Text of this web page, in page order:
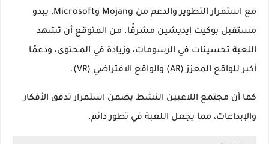
مع استمرار التطوير والدعم من Mojang وMicrosoft، يبدو
مستقبل بوكيت إيديشين مشرقًا. من المتوقع أن تشهد
اللعبة تحسينات في الرسومات، وزيادة في المحتوى، ودعمًا
أكبر للواقع المعزز (AR) والواقع الافتراضي (VR).
كما أن مجتمع اللاعبين النشط يضمن استمرار تدفق الأفكار
والإبداعات، مما يجعل اللعبة في تطور دائم.